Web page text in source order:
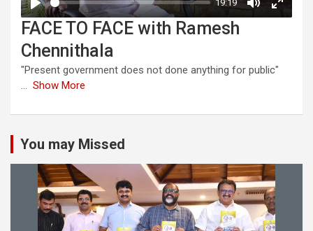
FACE TO FACE with Ramesh
Chennithala
"Present government does not done anything for public"
... Show More
You may Missed